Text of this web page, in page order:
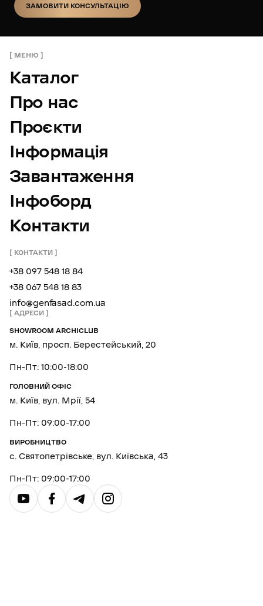
ЗАМОВИТИ КОНСУЛЬТАЦІЮ
МЕНЮ
Каталог
Про нас
Проєкти
Інформація
Завантаження
Інфоборд
Контакти
КОНТАКТИ
+38 097 548 18 84
+38 067 548 18 83
info@genfasad.com.ua
АДРЕСИ
SHOWROOM ARCHICLUB
м. Київ, просп. Берестейський, 20
Пн-Пт: 10:00-18:00
ГОЛОВНИЙ ОФІС
м. Київ, вул. Мрії, 54
Пн-Пт: 09:00-17:00
ВИРОБНИЦТВО
с. Святопетрівське, вул. Київська, 43
Пн-Пт: 09:00-17:00